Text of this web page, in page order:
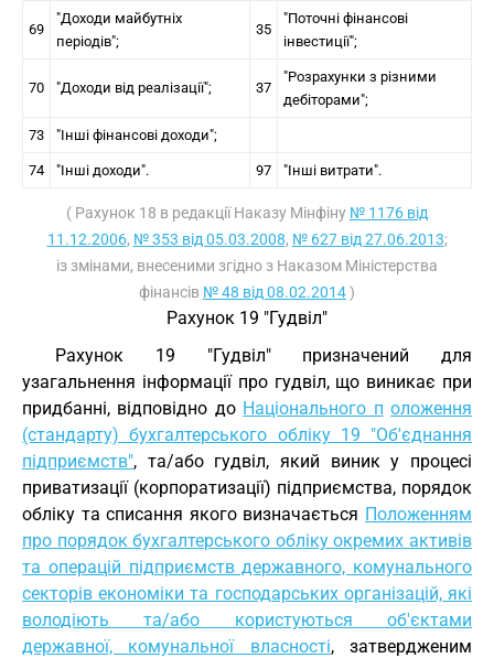
69
"Доходи майбутніх
періодів";
35
"Поточні фінансові
інвестиції";
70 "Доходи від реалізації"; 37
"Розрахунки з різними
дебіторами";
73 "Інші фінансові доходи";
74 "Інші доходи". 97 "Інші витрати".
( Рахунок 18 в редакції Наказу Мінфіну № 1176 від
11.12.2006, № 353 від 05.03.2008, № 627 від 27.06.2013;
із змінами, внесеними згідно з Наказом Міністерства
фінансів № 48 від 08.02.2014)
Рахунок 19 "Гудвіл"
Рахунок 19 "Гудвіл" призначений для
узагальнення інформації про гудвіл, що виникає при
придбанні, відповідно до Національного п оложення
(стандарту) бухгалтерського обліку 19 "Об'єднання
підприємств", та/або гудвіл, який виник у процесі
приватизації (корпоратизації) підприємства, порядок
обліку та списання якого визначається Положенням
про порядок бухгалтерського обліку окремих активів
та операцій підприємств державного, комунального
секторів економіки та господарських організацій, які
володіють та/або користуються об'єктами
державної, комунальної власності, затвердженим